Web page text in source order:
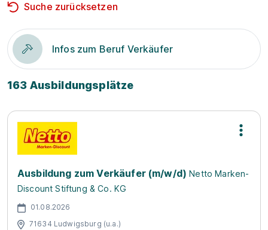
Suche zurücksetzen
Infos zum Beruf Verkäufer
163 Ausbildungsplätze
Ausbildung zum Verkäufer (m/w/d) Netto Marken-
Discount Stiftung & Co. KG
01.08.2026
71634 Ludwigsburg (u.a.)